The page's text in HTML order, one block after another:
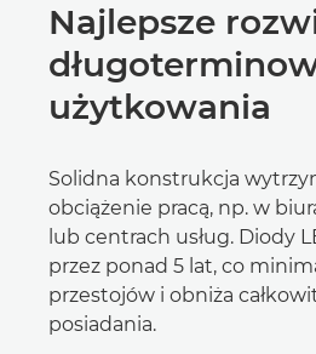
Najlepsze
użytkowania
Solidna konstrukcja
obciążenie pracą, np. w
lub centrach usług. Diody
przez ponad 5 lat, co
przestojów i obniża
posiadania.